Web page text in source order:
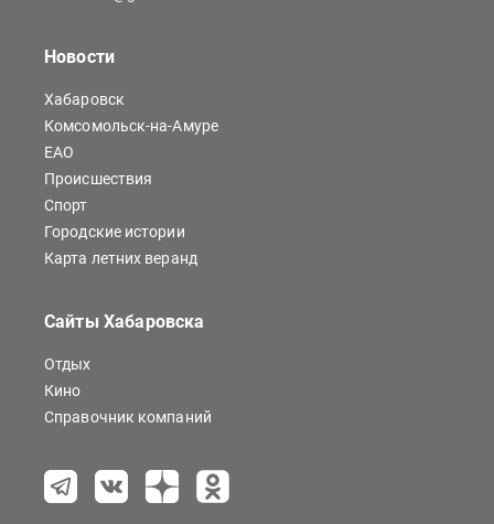
Новости
Хабаровск
Комсомольск-на-Амуре
ЕАО
Происшествия
Спорт
Городские истории
Карта летних веранд
Сайты Хабаровска
Отдых
Кино
Справочник компаний